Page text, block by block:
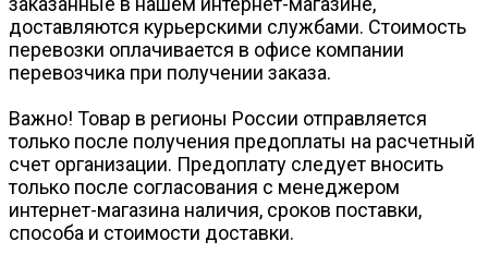
доставляются курьерскими службами. Стоимость
перевозки оплачивается в офисе компании
перевозчика при получении заказа.
Важно! Товар в регионы России отправляется
только после получения предоплаты на расчетный
счет организации. Предоплату следует вносить
только после согласования с менеджером
интернет-магазина наличия, сроков поставки,
способа и стоимости доставки.